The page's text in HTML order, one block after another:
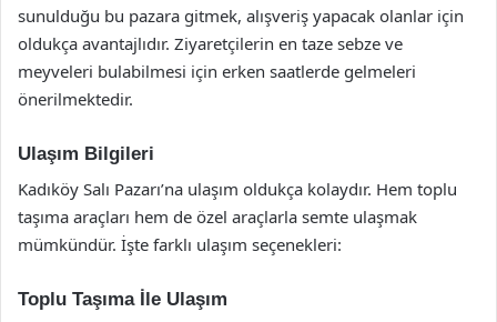
sunulduğu bu pazara gitmek, alışveriş yapacak olanlar için
oldukça avantajlıdır. Ziyaretçilerin en taze sebze ve
meyveleri bulabilmesi için erken saatlerde gelmeleri
önerilmektedir.
Ulaşım Bilgileri
Kadıköy Salı Pazarı’na ulaşım oldukça kolaydır. Hem toplu
taşıma araçları hem de özel araçlarla semte ulaşmak
mümkündür. İşte farklı ulaşım seçenekleri:
Toplu Taşıma İle Ulaşım